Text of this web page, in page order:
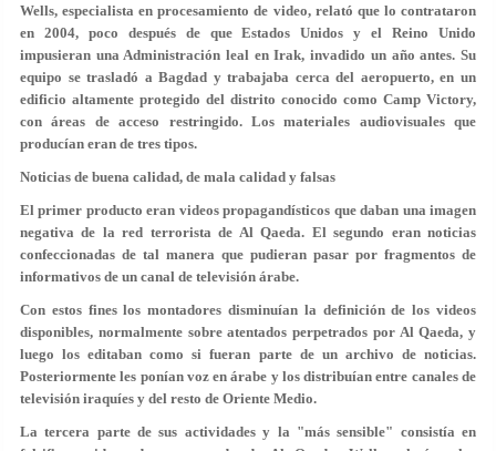
Wells, especialista en procesamiento de video, relató que lo contrataron
en 2004, poco después de que Estados Unidos y el Reino Unido
impusieran una Administración leal en Irak, invadido un año antes. Su
equipo se trasladó a Bagdad y trabajaba cerca del aeropuerto, en un
edificio altamente protegido del distrito conocido como Camp Victory,
con áreas de acceso restringido. Los materiales audiovisuales que
producían eran de tres tipos.
Noticias de buena calidad, de mala calidad y falsas
El primer producto eran videos propagandísticos que daban una imagen
negativa de la red terrorista de Al Qaeda. El segundo eran noticias
confeccionadas de tal manera que pudieran pasar por fragmentos de
informativos de un canal de televisión árabe.
Con estos fines los montadores disminuían la definición de los videos
disponibles, normalmente sobre atentados perpetrados por Al Qaeda, y
luego los editaban como si fueran parte de un archivo de noticias.
Posteriormente les ponían voz en árabe y los distribuían entre canales de
televisión iraquíes y del resto de Oriente Medio.
La tercera parte de sus actividades y la "más sensible" consistía en